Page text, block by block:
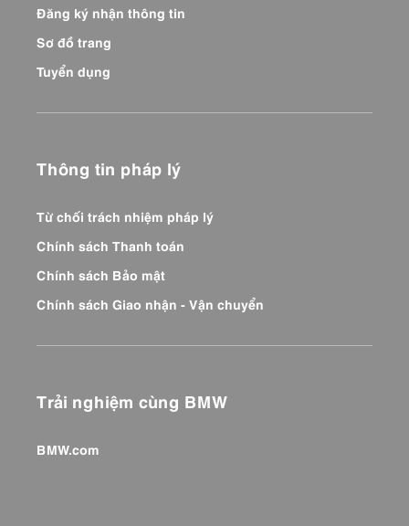
Đăng ký nhận thông tin
Sơ đồ trang
Tuyển dụng
Thông tin pháp lý
Từ chối trách nhiệm pháp lý
Chính sách Thanh toán
Chính sách Bảo mật
Chính sách Giao nhận - Vận chuyển
Trải nghiệm cùng BMW
BMW.com